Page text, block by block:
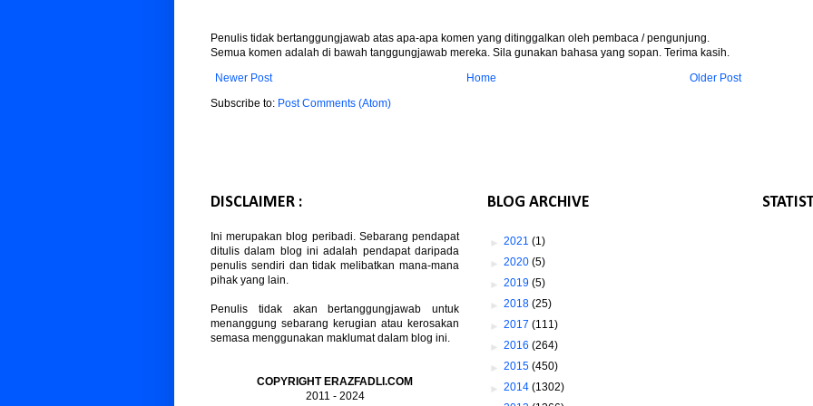
Penulis tidak bertanggungjawab atas apa-apa komen yang ditinggalkan oleh pembaca / pengunjung.
Semua komen adalah di bawah tanggungjawab mereka. Sila gunakan bahasa yang sopan. Terima kasih.
Newer Post
Older Post
Home
Subscribe to: Post Comments (Atom)
DISCLAIMER :
Ini merupakan blog peribadi. Sebarang pendapat
ditulis dalam blog ini adalah pendapat daripada
penulis sendiri dan tidak melibatkan mana-mana
pihak yang lain.
Penulis tidak akan bertanggungjawab untuk
menanggung sebarang kerugian atau kerosakan
semasa menggunakan maklumat dalam blog ini.
COPYRIGHT ERAZFADLI.COM
2011 - 2024
BLOG ARCHIVE
► 2021 (1)
► 2020 (5)
► 2019 (5)
► 2018 (25)
► 2017 (111)
► 2016 (264)
► 2015 (450)
► 2014 (1302)